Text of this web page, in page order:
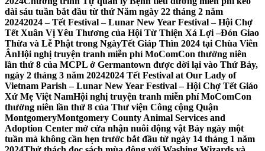
dài sáu tuần bắt đầu từ thứ Năm ngày 22 tháng 2 năm
20242024 – Tết Festival – Lunar New Year Festival – Hội Chợ
Tết Xuân Vị Yêu Thương của Hội Từ Thiện Xá Lợi –Đón Giao
Thừa và Lễ Phật trong NgàyTết Giáp Thìn 2024 tại Chùa Viên
ÂnHội nghị truyện tranh miễn phí MoComCon thường niên
lần thứ 8 của MCPL ở Germantown được dời lại vào Thứ Bảy,
ngày 2 tháng 3 năm 20242024 Tết Festival at Our Lady of
Vietnam Parish – Lunar New Year Festival – Hội Chợ Tết Giáo
Xứ Mẹ Việt NamHội nghị truyện tranh miễn phí MoComCon
thường niên lần thứ 8 của Thư viện Công cộng Quận
MontgomeryMontgomery County Animal Services and
Adoption Center mở cửa nhận nuôi động vật Bảy ngày một
tuần mà không cần hẹn trước bắt đầu từ ngày 14 tháng 1 năm